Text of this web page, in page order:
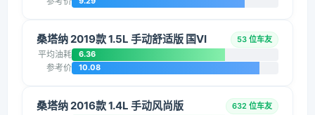
桑塔纳 2019款 1.5L 手动舒适版 国VI 53 位车友
平均油耗 6.36
参考价 10.08
桑塔纳 2016款 1.4L 手动风尚版 632 位车友